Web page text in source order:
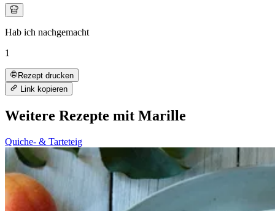
Hab ich nachgemacht
1
Rezept drucken
Link kopieren
Weitere Rezepte mit Marille
Quiche- & Tarteteig